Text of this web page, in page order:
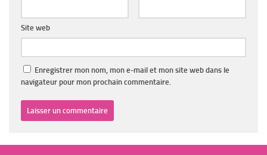
Site web
Enregistrer mon nom, mon e-mail et mon site web dans le
navigateur pour mon prochain commentaire.